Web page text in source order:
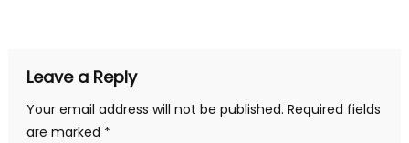
Leave a Reply
Your email address will not be published. Required fields
are marked *